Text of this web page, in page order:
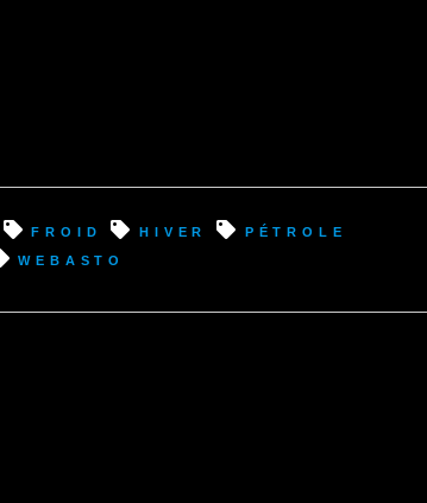
froid hiver
pétrole
webasto